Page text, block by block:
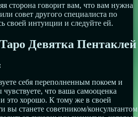
сторона говорит вам, что вам нужна
совет другого специалиста по
своей интуиции и следуйте ей.
Девятка Пентаклей
себя переполненным покоем и
что ваша самооценка
это хорошо. К тому же в своей
станете советником/консультантом